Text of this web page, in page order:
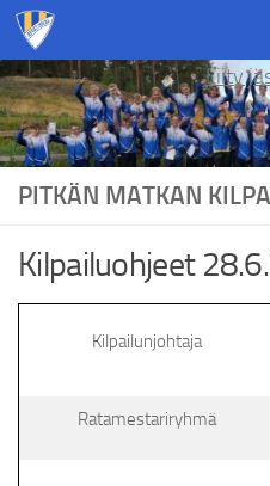
Skip to content
Liity
PITKÄN MATKAN
Kilpailuohjeet
Kilpailunjohtaja
Ratamestariryhmä